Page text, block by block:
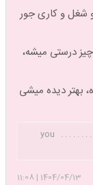
شغل و کاری جور
درستی میشه،
بهتر دیده میشی
اگه چیزی رو تغییر ندی یعنی دوباره انتخابش کردی . . . . . . . . you
1404/04/13
|
11:08